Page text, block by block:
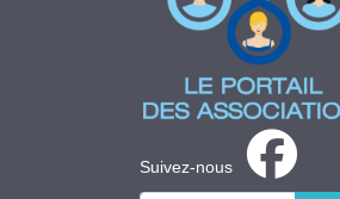
Suivez-nous